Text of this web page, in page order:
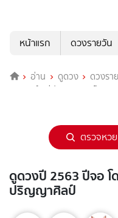
หน้าแรก
ดวงรายวัน
อ่าน ดูดวง ดวงรา
การะเกต์ ศรีปริญญาศิลป์
ตรวจหวย
ดูดวงปี 2563 ปีจอ โ
ปริญญาศิลป์